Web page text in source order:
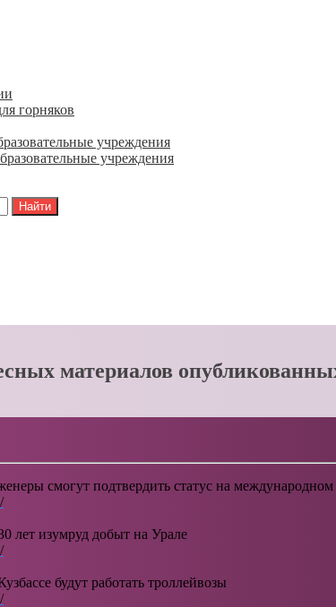
горняков
учреждения
учреждения
материалов
смогут подтвердить статус на
лет изумруд добыт на Урале
будут работать троллейвозы